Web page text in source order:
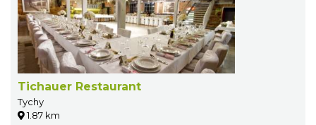
Tichauer Restaurant
Tychy
1.87 km